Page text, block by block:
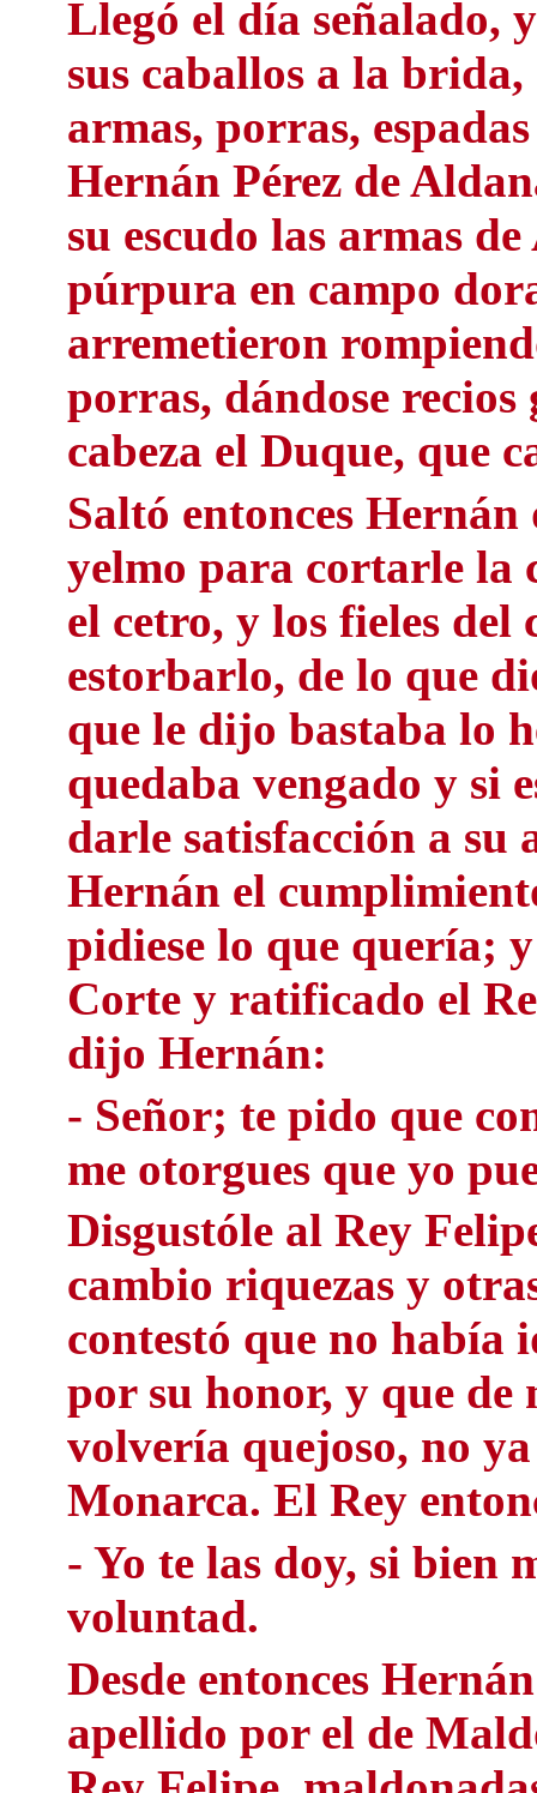
Llegó el día señalado,
sus caballos a la brida,
armas, porras,
Hernán Pérez de
su escudo las armas
púrpura en campo
arremetieron
porras, dándose recios
cabeza el Duque, que
Saltó entonces Hernán
yelmo para cortarle la
el cetro, y los fieles
estorbarlo, de lo que
que le dijo bastaba lo
quedaba vengado y si
darle satisfacción a
Hernán el
pidiese lo que quería;
Corte y ratificado el
dijo Hernán:
- Señor; te pido que
me otorgues que yo
Disgustóle al Rey
cambio riquezas y
contestó que no había
por su honor, y que de
volvería quejoso, no
Monarca. El Rey
- Yo te las doy, si bien
voluntad.
Desde entonces
apellido por el de